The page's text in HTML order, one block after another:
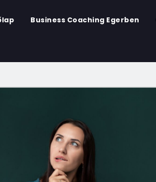
Business Coaching Egerben